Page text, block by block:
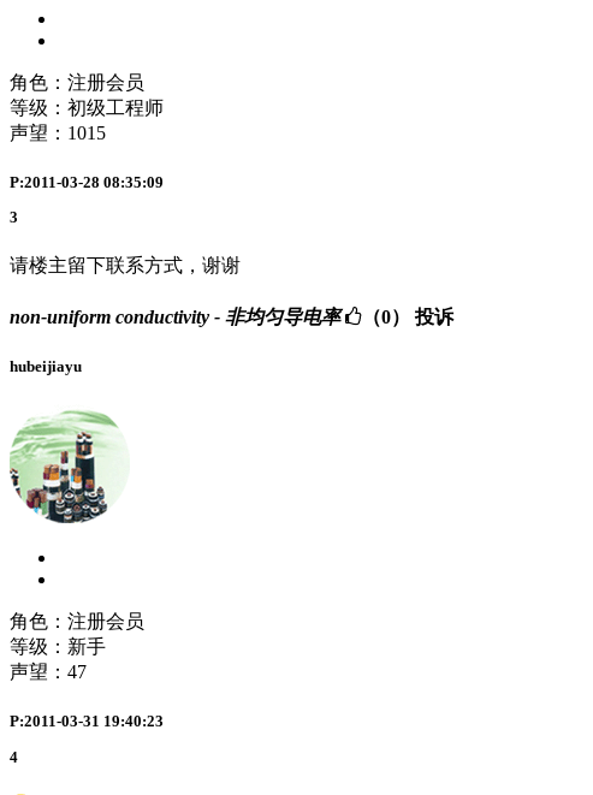
角色：注册会员
等级：初级工程师
声望： 1015
P:2011-03-28 08:35:09
3
请楼主留下联系方式，谢谢
non-uniform conductivity - 非均匀导电率 （0） 投诉
hubeijiayu
角色：注册会员
等级：新手
声望： 47
P:2011-03-31 19:40:23
4